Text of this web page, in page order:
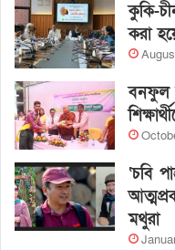
কুকি-
করা
বনফুল
‘চবি
মথুরা